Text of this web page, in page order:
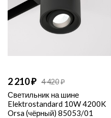
2 210 4 420
Светильник на шине
Elektrostandard 10W 4200K
Orsa (чёрный) 85053/01